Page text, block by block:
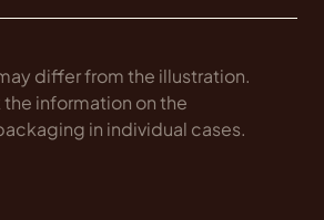
differ from the illustration.
information on the
in individual cases.